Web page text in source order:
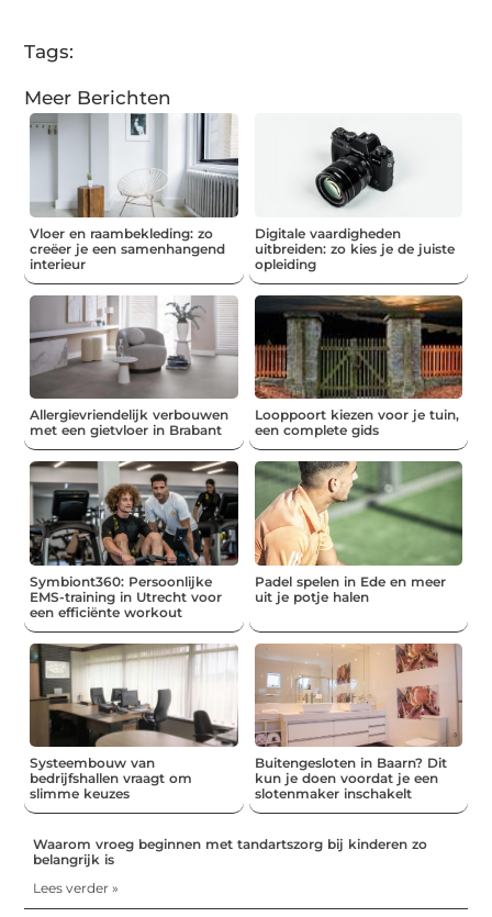
Tags:
Meer Berichten
Vloer en raambekleding: zo
creëer je een samenhangend
interieur
Digitale vaardigheden
uitbreiden: zo kies je de juiste
opleiding
Allergievriendelijk verbouwen
met een gietvloer in Brabant
Looppoort kiezen voor je tuin,
een complete gids
Symbiont360: Persoonlijke
EMS-training in Utrecht voor
een efficiënte workout
Padel spelen in Ede en meer
uit je potje halen
Systeembouw van
bedrijfshallen vraagt om
slimme keuzes
Buitengesloten in Baarn? Dit
kun je doen voordat je een
slotenmaker inschakelt
Waarom vroeg beginnen met tandartszorg bij kinderen zo
belangrijk is
Lees verder »